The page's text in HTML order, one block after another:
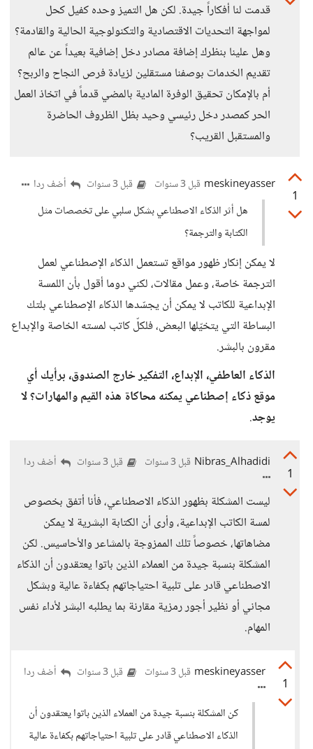
قدمت لنا أفكاراً جيدة. لكن هل التميز وحده كفيل كحل
لمواجهة التحديات الاقتصادية والتكنولوجية الحالية والقادمة؟
وهل علينا بنظرك إضافة مصادر دخل إضافية بعيداً عن عالم
تقديم الخدمات بوصفنا مستقلين لزيادة فرص النجاح والربح؟
أم بالإمكان تحقيق الوفرة المادية بالمضي قدماً في اتخاذ العمل
الحر كمصدر دخل رئيسي وحيد بظل الظروف الحاضرة
والمستقبل القريب؟
1
meskineyasser قبل 3 سنوات قبل 3 سنوات
أضف ردا
هل أثر الذكاء الاصطناعي بشكل سلبي على تخصصات مثل
الكتابة والترجمة؟
لا يمكن إنكار ظهور مواقع تستعمل الذكاء الإصطناعي لعمل
الترجمة خاصة، وعمل مقالات، لكني دوما أقول بأن اللمسة
الإبداعية للكاتب لا يمكن أن يجسّدها الذكاء الإصطناعي بلتك
البساطة التي يتخيّلها البعض، فلكلّ كاتب لمسته الخاصة والإبداع
مقرون بالبشر.
الذكاء العاطفي، الإبداع، التفكير خارج الصندوق، برأيك أي
موقع ذكاء إصطناعي يمكنه محاكاة هذه القيم والمهارات؟ لا
يوجد.
1
Nibras_Alhadidi قبل 3 سنوات قبل 3 سنوات أضف ردا
ليست المشكلة بظهور الذكاء الاصطناعي، فأنا أتفق بخصوص
لمسة الكاتب الإبداعية، وأرى أن الكتابة البشرية لا يمكن
مضاهاتها، خصوصاً تلك الممزوجة بالمشاعر والأحاسيس. لكن
المشكلة بنسبة جيدة من العملاء الذين باتوا يعتقدون أن الذكاء
الاصطناعي قادر على تلبية احتياجاتهم بكفاءة عالية وبشكل
مجاني أو نظير أجور رمزية مقارنة بما يطلبه البشر لأداء نفس
المهام.
1
meskineyasser قبل 3 سنوات قبل 3 سنوات أضف ردا
كن المشكلة بنسبة جيدة من العملاء الذين باتوا يعتقدون أن
الذكاء الاصطناعي قادر على تلبية احتياجاتهم بكفاءة عالية